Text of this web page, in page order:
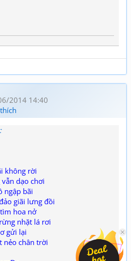
2014 14:40
không rời
dạo chơi
ngập bãi
giãi lưng đồi
hoa nở
nhặt lá rơi
gửi lại
nẻo chân trời